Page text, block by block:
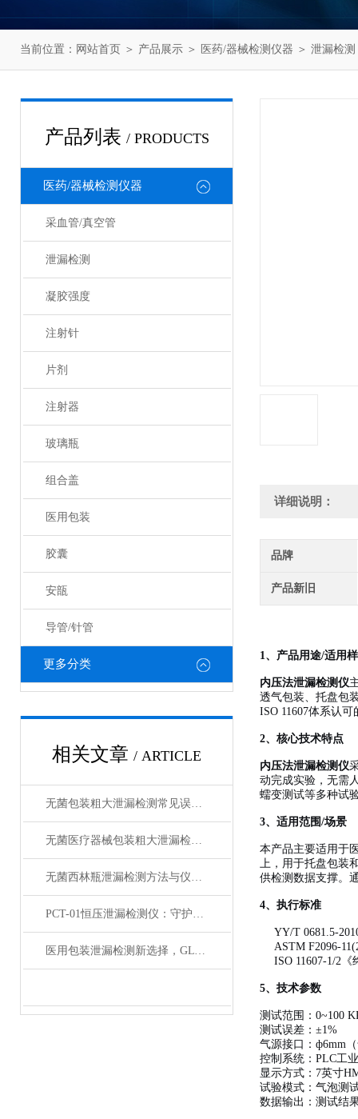
当前位置： 网站首页 ＞ 产品展示 ＞ 医药/器械检测仪器 ＞ 泄漏检测
产品列表 / PRODUCTS
医药/器械检测仪器
采血管/真空管
泄漏检测
凝胶强度
注射针
片剂
注射器
玻璃瓶
组合盖
医用包装
胶囊
安瓿
导管/针管
更多分类
相关文章 / ARTICLE
无菌包装粗大泄漏检测常见误区与标准判读技巧
无菌医疗器械包装粗大泄漏检测方法选择与应用
无菌西林瓶泄漏检测方法与仪器操作指南
PCT-01恒压泄漏检测仪：守护输液袋质量与安全的利器
医用包装泄漏检测新选择，GLT-01试验仪更可靠
详细说明：
品牌
产品新旧
1、产品用途/适用
内压法泄漏检测仪
透气包装、托盘包
ISO 11607体系认
2、核心技术特点
内压法泄漏检测仪
动完成实验，无需
蠕变测试等多种试
3、适用范围/场景
本产品主要适用于
上，用于托盘包装
供检测数据支撑。
4、执行标准
YY/T 0681.5-
ASTM F2096-
ISO 11607-1/2
5、技术参数
测试范围：0~100
测试误差：±1%
气源接口：ф6mm
控制系统：PLC工
显示方式：7英寸
试验模式：气泡测
数据输出：测试结